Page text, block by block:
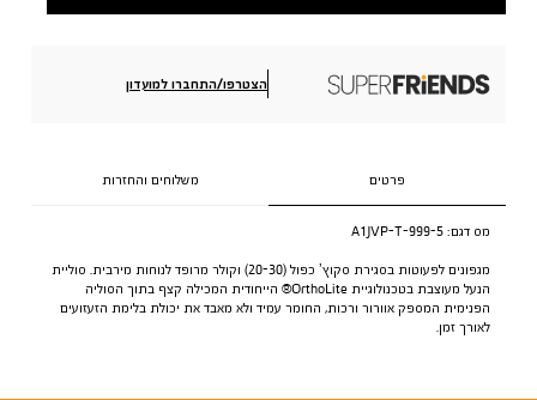
הצטרפו/התחברו למועדון
פרטים משלוחים והחזרות
מס דגם: A1JVP-T-999-5
מגפונים לפעוטות בסגירת סקוץ’ כפול (20-30) וקולר מרופד לנוחות מירבית. סוליית
הנעל מעוצבת בטכנולוגיית OrthoLite® הייחודית המכילה קצף בתוך הסוליה
הפנימית המספק אוורור ורכות, החומר עמיד ולא מאבד את יכולת בלימת הזעזועים
לאורך זמן.